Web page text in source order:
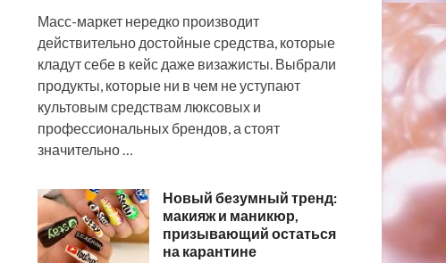
Масс-маркет нередко производит
действительно достойные средства, которые
кладут себе в кейс даже визажисты. Выбрали
продукты, которые ни в чем не уступают
культовым средствам люксовых и
профессиональных брендов, а стоят
значительно …
Новый безумный тренд:
макияж и маникюр,
призывающий остаться
на карантине